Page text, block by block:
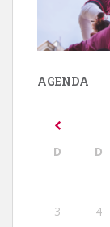
AGENDA
D D
3 4